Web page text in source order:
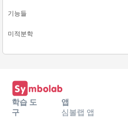
기능들
미적분학
학습 도
구
앱
심볼랩 앱